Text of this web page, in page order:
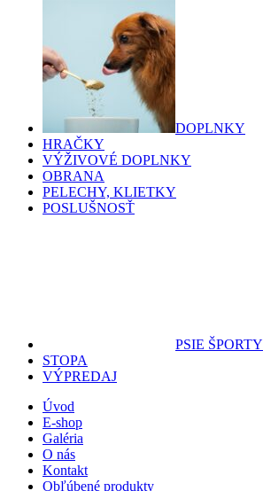
DOPLNKY
HRAČKY
VÝŽIVOVÉ DOPLNKY
OBRANA
PELECHY, KLIETKY
POSLUŠNOSŤ
PSIE ŠPORTY
STOPA
VÝPREDAJ
Úvod
E-shop
Galéria
O nás
Kontakt
Obľúbené produkty